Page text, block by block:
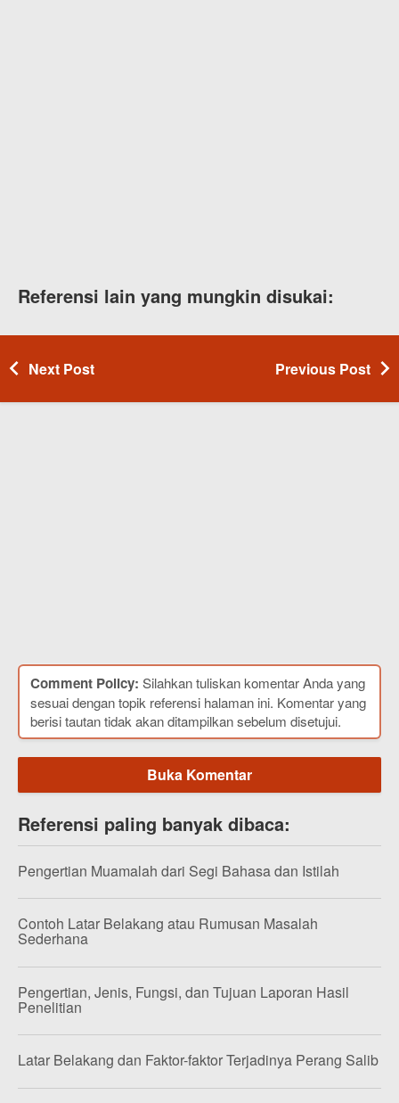
Referensi lain yang mungkin disukai:
Next Post Previous Post
Comment Policy: Silahkan tuliskan komentar Anda yang
sesuai dengan topik referensi halaman ini. Komentar yang
berisi tautan tidak akan ditampilkan sebelum disetujui.
Buka Komentar
Referensi paling banyak dibaca:
Pengertian Muamalah dari Segi Bahasa dan Istilah
Contoh Latar Belakang atau Rumusan Masalah
Sederhana
Pengertian, Jenis, Fungsi, dan Tujuan Laporan Hasil
Penelitian
Latar Belakang dan Faktor-faktor Terjadinya Perang Salib